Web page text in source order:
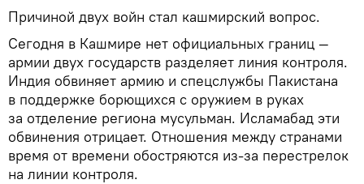
Причиной двух войн стал кашмирский вопрос.
Сегодня в Кашмире нет официальных границ —
армии двух государств разделяет линия контроля.
Индия обвиняет армию и спецслужбы Пакистана
в поддержке борющихся с оружием в руках
за отделение региона мусульман. Исламабад эти
обвинения отрицает. Отношения между странами
время от времени обостряются из-за перестрелок
на линии контроля.